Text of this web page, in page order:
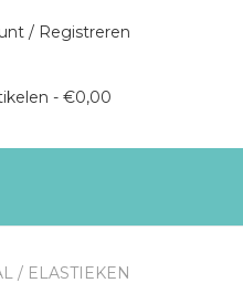
/ Registreren
- €0,00
/ ELASTIEKEN